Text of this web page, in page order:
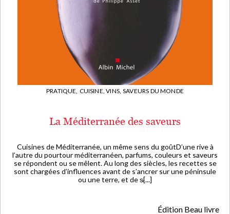
PRATIQUE, CUISINE, VINS, SAVEURS DU MONDE
La Méditerranée des saveurs
Cuisines de Méditerranée, un même sens du goûtD’une rive à
l’autre du pourtour méditerranéen, parfums, couleurs et saveurs
se répondent ou se mêlent. Au long des siècles, les recettes se
sont chargées d’influences avant de s’ancrer sur une péninsule
ou une terre, et de s̵[...]
Édition Beau livre